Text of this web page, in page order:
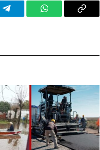
Telegram WhatsAppCopy